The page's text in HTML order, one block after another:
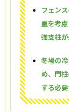
フェン
重を考
強支柱が
冬場の
め、門
する必要